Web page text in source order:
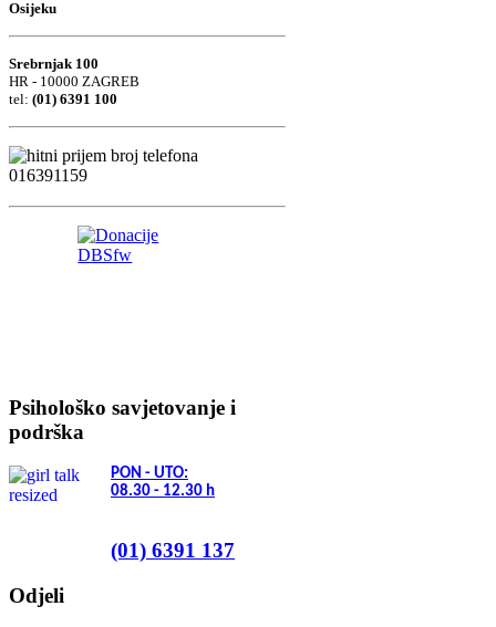
Osijeku
Srebrnjak 100
HR - 10000 ZAGREB
tel: (01) 6391 100
Psihološko savjetovanje i
podrška
PON - UTO:
08.30 - 12.30 h
(01) 6391 137
Odjeli